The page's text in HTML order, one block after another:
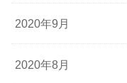
2020年9月
2020年8月